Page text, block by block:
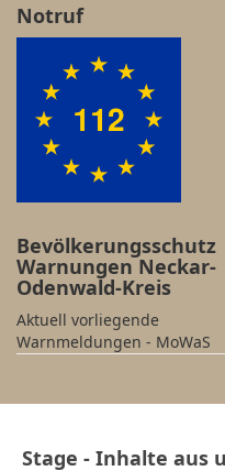
Notruf
Bevölkerungsschutz
Warnungen Neckar-
Odenwald-Kreis
Aktuell vorliegende
Warnmeldungen - MoWaS
Stage - Inhalte aus